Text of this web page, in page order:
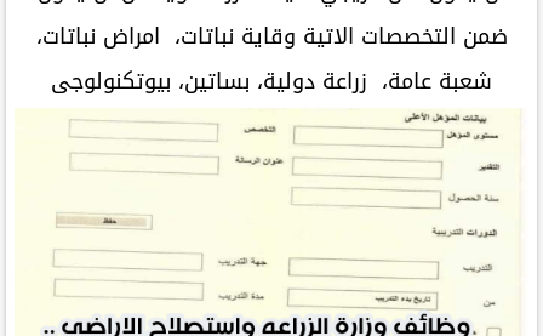
ضمن التخصصات الاتية وقاية نباتات، امراض نباتات،
شعبة عامة، زراعة دولية، بساتين، بيوتكنولوجى